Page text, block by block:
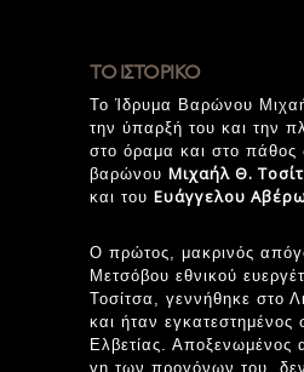
ΤΟ ΙΣΤΟΡΙΚΟ
Το Ίδρυμα Βαρώνου
την ύπαρξή του και την
στο όραμα και στο
βαρώνου Μιχαήλ Θ.
και του Ευάγγελου
Ο πρώτος, μακρινός
Μετσόβου εθνικού
Τοσίτσα, γεννήθηκε στο
και ήταν εγκατεστημένος
Ελβετίας. Αποξενωμένος
γη των προγόνων του,